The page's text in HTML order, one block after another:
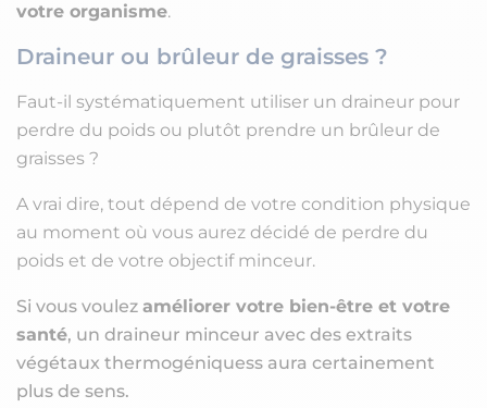
votre organisme.
Draineur ou brûleur de graisses ?
Faut-il systématiquement utiliser un draineur pour
perdre du poids ou plutôt prendre un brûleur de
graisses ?
A vrai dire, tout dépend de votre condition physique
au moment où vous aurez décidé de perdre du
poids et de votre objectif minceur.
Si vous voulez améliorer votre bien-être et votre
santé, un draineur minceur avec des extraits
végétaux thermogéniquess aura certainement
plus de sens.